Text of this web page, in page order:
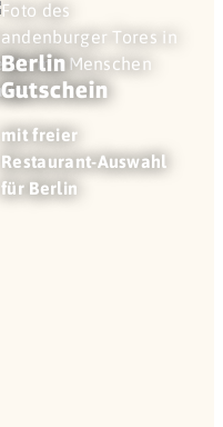
Berlin
Gutschein
mit freier
Restaurant-Auswahl
für Berlin